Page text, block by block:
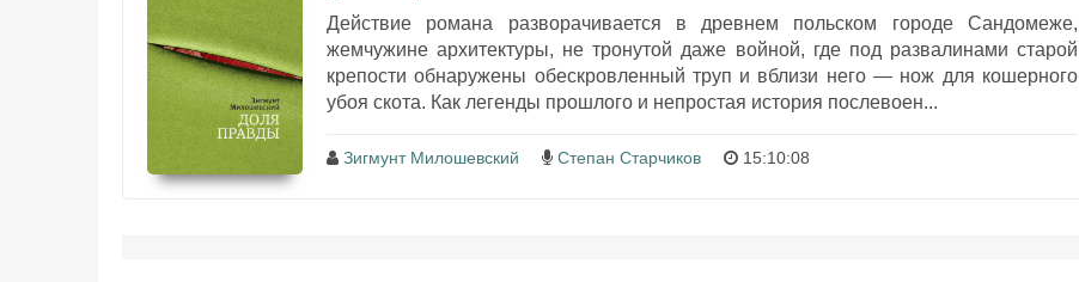
Действие романа разворачивается в древнем польском городе Сандомеже,
жемчужине архитектуры, не тронутой даже войной, где под развалинами старой
крепости обнаружены обескровленный труп и вблизи него — нож для кошерного
убоя скота. Как легенды прошлого и непростая история послевоен...
Зигмунт Милошевский Степан Старчиков 15:10:08